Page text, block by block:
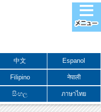
中文 Espanol
Filipino नेपाली
සිංහල ภาษาไทย